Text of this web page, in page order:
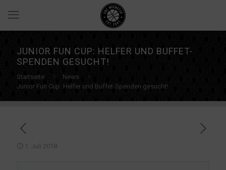
JUNIOR FUN CUP: HELFER UND BUFFET-
SPENDEN GESUCHT!
Startseite
News
Junior Fun Cup: Helfer und Buffet-Spenden gesucht!
1. Juli 2018